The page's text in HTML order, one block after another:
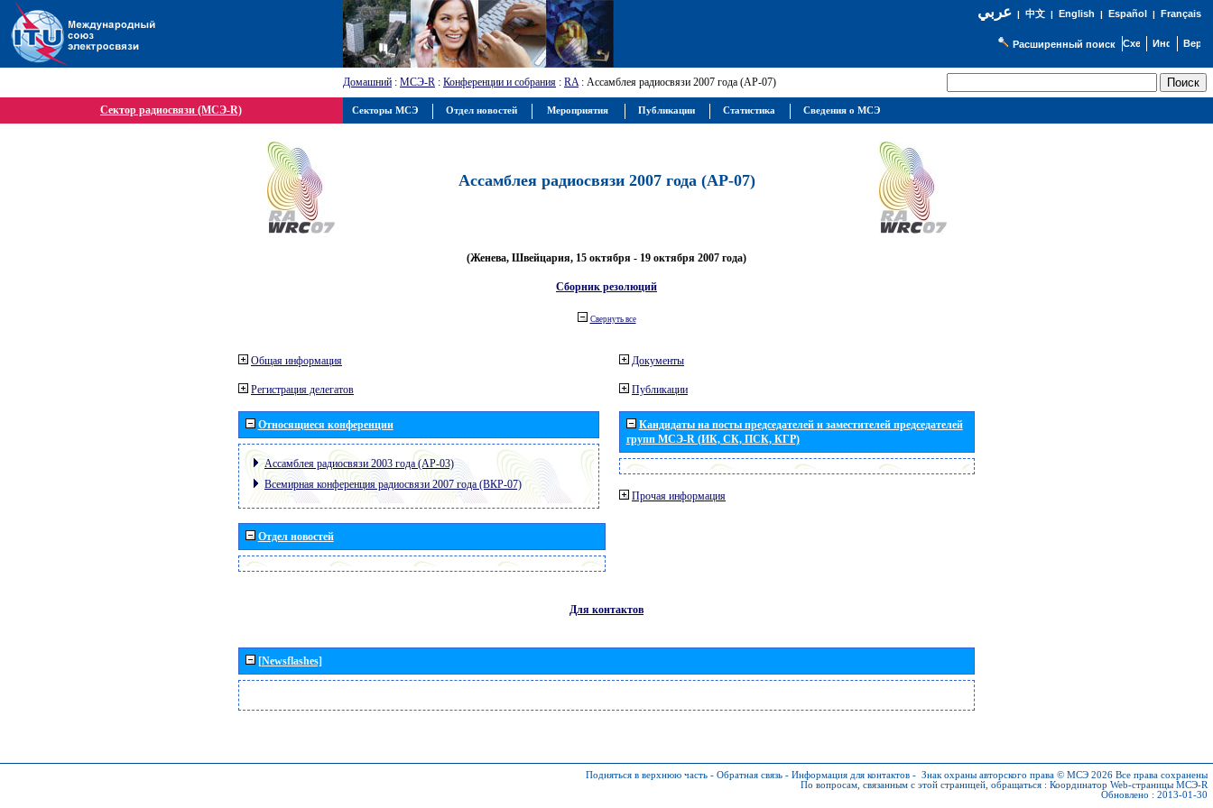
عربي| 中文| English | Español | Français
Расширенный поиск
Домашний : МСЭ-R : Конференции и собрания : RA: Ассамблея радиосвязи 2007 года (АР-07)
Сектор радиосвязи (МСЭ-R)
Ассамблея радиосвязи 2007 года (АР-07)
(Женева, Швейцария, 15 октября - 19 октября 2007 года)
Сборник резолюций
Свернуть все
Общая информация
Регистрация делегатов
Относящиеся конференции
Ассамблея радиосвязи 2003 года (АР-03)
Всемирная конференция радиосвязи 2007 года (ВКР-07)
Отдел новостей
Документы
Публикации
Кандидаты на посты председателей и заместителей председателей
групп МСЭ-R (ИК, СК, ПСК, КГР)
Прочая информация
Для контактов
[Newsflashes]
Подняться в верхнюю часть - Обратная связь - Информация для контактов - Знак охраны авторского права © МСЭ 2026 Все права сохранены
По вопросам, связанным с этой страницей, обращаться : Координатор Web-страницы МСЭ-R
Обновлено : 2013-01-30
Секторы МСЭ Отдел новостей Мероприятия Публикации Статистика Сведения о МСЭ